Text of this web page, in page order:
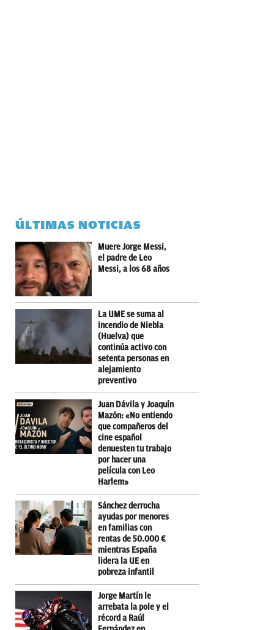
ÚLTIMAS NOTICIAS
Muere Jorge Messi,
el padre de Leo
Messi, a los 68 años
La UME se suma al
incendio de Niebla
(Huelva) que
continúa activo con
setenta personas en
alejamiento
preventivo
Juan Dávila y Joaquín
Mazón: «No entiendo
que compañeros del
cine español
denuesten tu trabajo
por hacer una
película con Leo
Harlem»
Sánchez derrocha
ayudas por menores
en familias con
rentas de 50.000 €
mientras España
lidera la UE en
pobreza infantil
Jorge Martín le
arrebata la pole y el
récord a Raúl